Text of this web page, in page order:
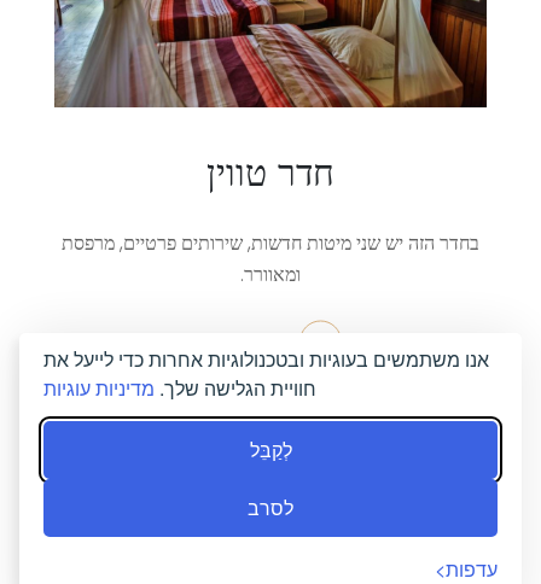
אנו משתמשים בעוגיות ובטכנולוגיות אחרות כדי לייעל את
חוויית הגלישה שלך. מדיניות עוגיות
לְקַבֵּל
לסרב
עדפות
חדר טווין
בחדר הזה יש שני מיטות חדשות, שירותים פרטיים, מרפסת
ומאוורר.